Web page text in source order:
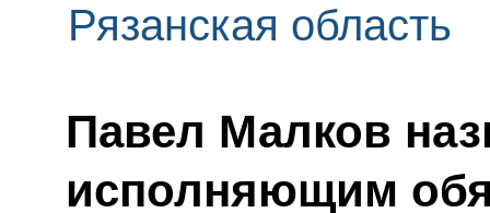
Рязанская область
Павел Малков
исполняющим